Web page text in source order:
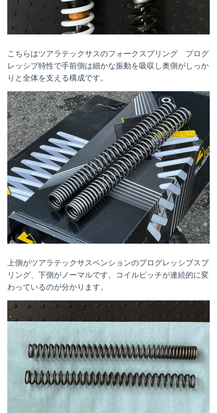
こちらはツアラテックサスのフォークスプリング プログ
レッシブ特性で手前側は細かな振動を吸収し奥側がしっか
りと全体を支える構成です。
上側がツアラテックサスペンションのプログレッシブスプ
リング、下側がノーマルです。コイルピッチが連続的に変
わっているのが分かります。